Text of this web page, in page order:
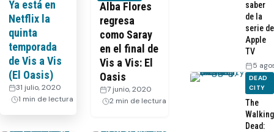
Ya está en
Netflix la
quinta
temporada
de Vis a Vis
(El Oasis)
31 julio, 2020
1 min de lectura
Alba Flores
regresa
como Saray
en el final de
Vis a Vis: El
Oasis
7 junio, 2020
2 min de lectura
saber
de la
serie de
Apple
TV
5
DEAD
CITY
The
Walking
Dead: